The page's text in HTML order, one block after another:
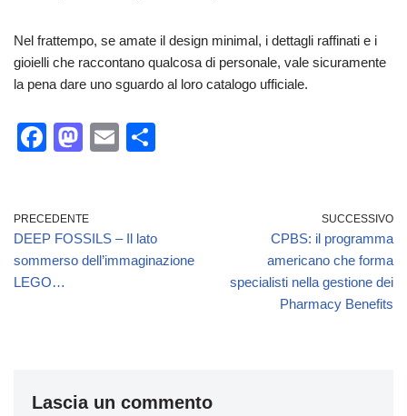
Nel frattempo, se amate il design minimal, i dettagli raffinati e i
gioielli che raccontano qualcosa di personale, vale sicuramente
la pena dare uno sguardo al loro catalogo ufficiale.
F
e
b
o
M
o
d
E
vi
PRECEDENTE
DEEP FOSSILS – Il lato
sommerso dell’immaginazione
LEGO…
SUCCESSIVO
CPBS: il programma
americano che forma
specialisti nella gestione dei
Pharmacy Benefits
Lascia un commento